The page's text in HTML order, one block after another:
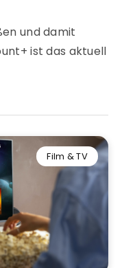
und damit
ist das aktuell
Film & TV